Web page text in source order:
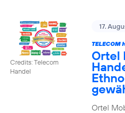
Credits: Telecom
Handel
17.
TELECOM
Ortel
Ortel